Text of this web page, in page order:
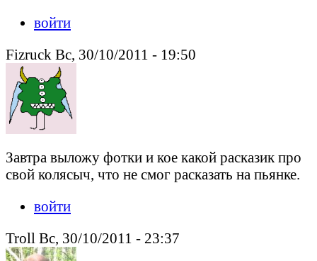
войти
Fizruck Вс, 30/10/2011 - 19:50
Завтра выложу фотки и кое какой расказик про
свой колясыч, что не смог расказать на пьянке.
войти
Troll Вс, 30/10/2011 - 23:37